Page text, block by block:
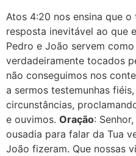
Atos 4:20 nos ensina que
resposta inevitável ao que
Pedro e João servem
verdadeiramente tocados
não conseguimos nos
a sermos testemunhas
circunstâncias,
e ouvimos. Oração:
ousadia para falar da Tua
João fizeram. Que nossas